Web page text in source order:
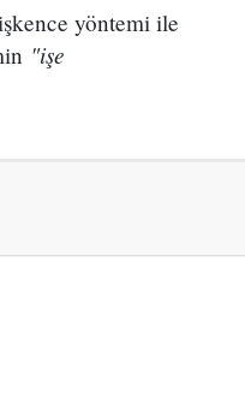
yöntemi ile
"işe